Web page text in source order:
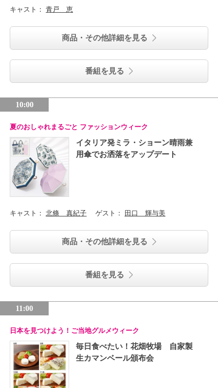
キャスト： 青戸 恵
商品・その他詳細を見る
番組を見る
10:00
夏のおしゃれまるごと ファッションウィーク
イタリア発ミラ・ショーン晴雨兼
用傘でお洒落をアップデート
キャスト： 北條 真紀子 ゲスト： 田口 輝与美
商品・その他詳細を見る
番組を見る
11:00
日本を見つけよう！ご当地グルメウィーク
毎日食べたい！花畑牧場 自家製
生カマンベール頒布会